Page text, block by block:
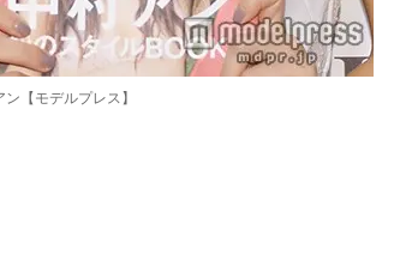
【モデルプレス】